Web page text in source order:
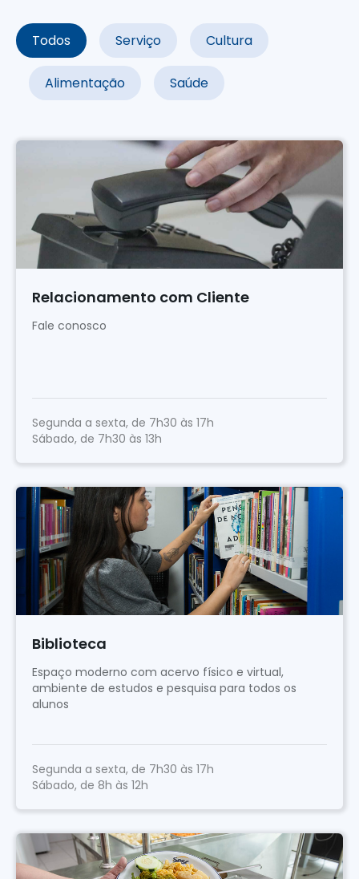
Todos Serviço Cultura
Alimentação Saúde
Relacionamento com Cliente
Fale conosco
Segunda a sexta, de 7h30 às 17h
Sábado, de 7h30 às 13h
Biblioteca
Espaço moderno com acervo físico e virtual,
ambiente de estudos e pesquisa para todos os
alunos
Segunda a sexta, de 7h30 às 17h
Sábado, de 8h às 12h